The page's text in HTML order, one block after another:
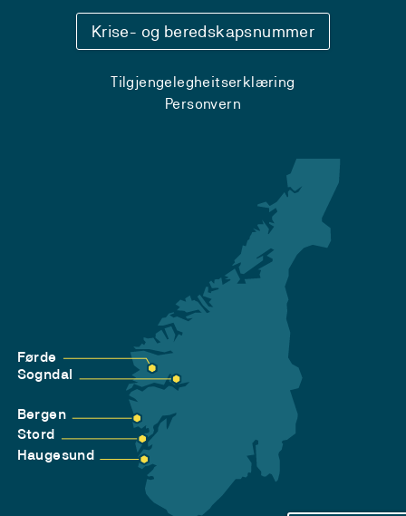
Krise- og beredskapsnummer
Tilgjengelegheitserklæring
Personvern
Førde
Sogndal
Bergen
Stord
Haugesund